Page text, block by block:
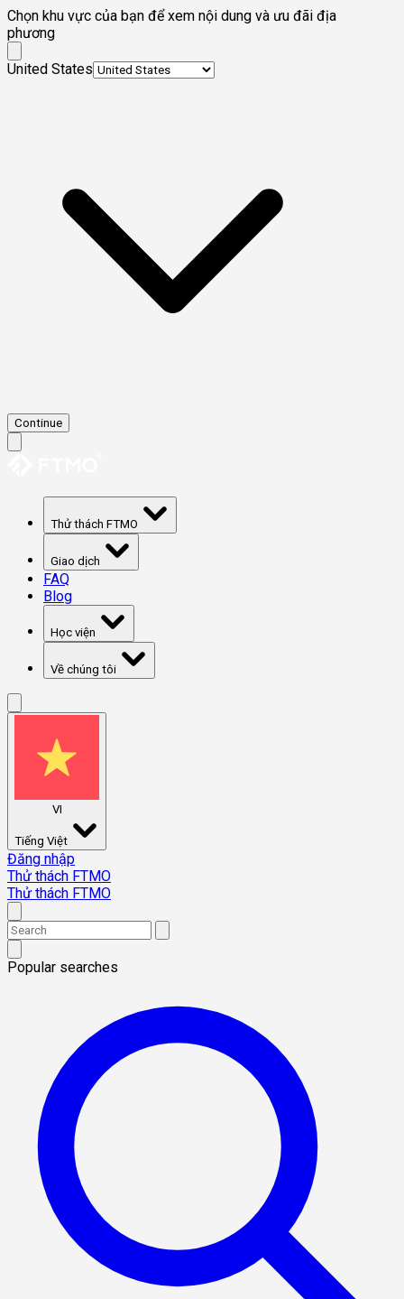
Chọn khu vực của bạn để xem nội dung và ưu đãi địa
phương
United States
Continue
Thử thách FTMO
Giao dịch
FAQ
Blog
Học viện
Về chúng tôi
VI
Tiếng Việt
Đăng nhập
Thử thách FTMO
Thử thách FTMO
Popular searches